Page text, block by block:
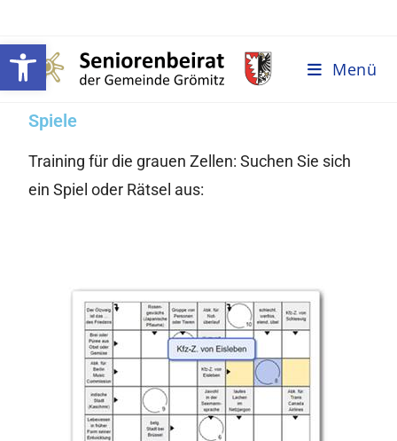
Werkzeugleiste öffnen Menü
Spiele
Training für die grauen Zellen: Suchen Sie sich
ein Spiel oder Rätsel aus: